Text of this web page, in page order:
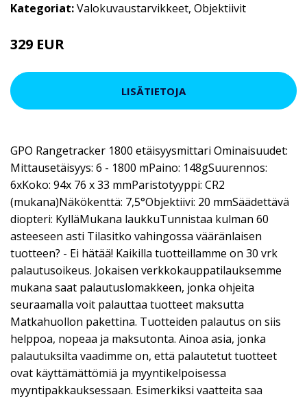
Kategoriat:Valokuvaustarvikkeet, Objektiivit
329 EUR
LISÄTIETOJA
GPO Rangetracker 1800 etäisyysmittari Ominaisuudet:
Mittausetäisyys: 6 - 1800 mPaino: 148gSuurennos:
6xKoko: 94x 76 x 33 mmParistotyyppi: CR2
(mukana)Näkökenttä: 7,5°Objektiivi: 20 mmSäädettävä
diopteri: KylläMukana laukkuTunnistaa kulman 60
asteeseen asti Tilasitko vahingossa vääränlaisen
tuotteen? - Ei hätää! Kaikilla tuotteillamme on 30 vrk
palautusoikeus. Jokaisen verkkokauppatilauksemme
mukana saat palautuslomakkeen, jonka ohjeita
seuraamalla voit palauttaa tuotteet maksutta
Matkahuollon pakettina. Tuotteiden palautus on siis
helppoa, nopeaa ja maksutonta. Ainoa asia, jonka
palautuksilta vaadimme on, että palautetut tuotteet
ovat käyttämättömiä ja myyntikelpoisessa
myyntipakkauksessaan. Esimerkiksi vaatteita saa